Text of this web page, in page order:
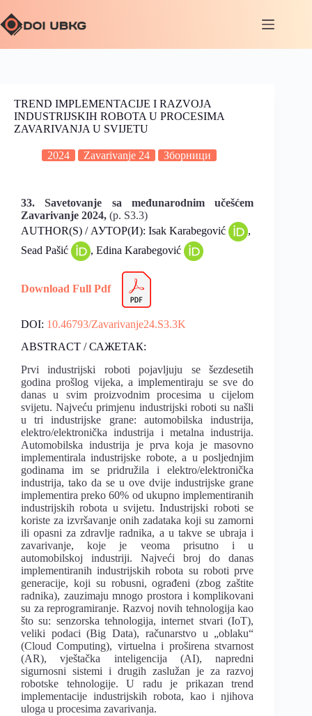
TREND IMPLEMENTACIJE I RAZVOJA
INDUSTRIJSKIH ROBOTA U PROCESIMA
ZAVARIVANJA U SVIJETU
2024 Zavarivanje 24 Зборници
33. Savetovanje sa međunarodnim učešćem
Zavarivanje 2024, (p. S3.3)
AUTHOR(S) / АУТОР(И): Isak Karabegović
,
Sead Pašić
, Edina Karabegović
Download Full Pdf
DOI: 10.46793/Zavarivanje24.S3.3K
ABSTRACT / САЖЕТАК:
Prvi industrijski roboti pojavljuju se šezdesetih
godina prošlog vijeka, a implementiraju se sve do
danas u svim proizvodnim procesima u cijelom
svijetu. Najveću primjenu industrijski roboti su našli
u tri industrijske grane: automobilska industrija,
elektro/elektronička industrija i metalna industrija.
Automobilska industrija je prva koja je masovno
implementirala industrijske robote, a u posljednjim
godinama im se pridružila i elektro/elektronička
industrija, tako da se u ove dvije industrijske grane
implementira preko 60% od ukupno implementiranih
industrijskih robota u svijetu. Industrijski roboti se
koriste za izvršavanje onih zadataka koji su zamorni
ili opasni za zdravlje radnika, a u takve se ubraja i
zavarivanje, koje je veoma prisutno i u
automobilskoj industriji. Najveći broj do danas
implementiranih industrijskih robota su roboti prve
generacije, koji su robusni, ograđeni (zbog zaštite
radnika), zauzimaju mnogo prostora i komplikovani
su za reprogramiranje. Razvoj novih tehnologija kao
što su: senzorska tehnologija, internet stvari (IoT),
veliki podaci (Big Data), računarstvo u „oblaku“
(Cloud Computing), virtuelna i proširena stvarnost
(AR), vještačka inteligencija (AI), napredni
sigurnosni sistemi i drugih zaslužan je za razvoj
robotske tehnologije. U radu je prikazan trend
implementacije industrijskih robota, kao i njihova
uloga u procesima zavarivanja.